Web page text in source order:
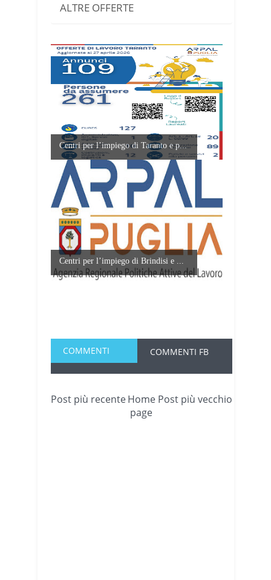
ALTRE OFFERTE
Centri per l’impiego di Taranto e p...
Centri per l’impiego di Brindisi e ...
COMMENTI COMMENTI FB
Post più recente Post più vecchio
Home
page